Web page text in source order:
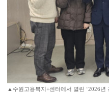
▲수원고용복지+센터에서 열린 ‘2026